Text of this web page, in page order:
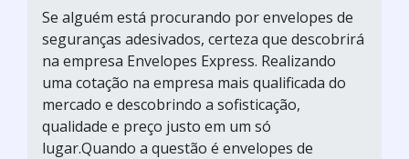
Se alguém está procurando por envelopes de
seguranças adesivados, certeza que descobrirá
na empresa Envelopes Express. Realizando
uma cotação na empresa mais qualificada do
mercado e descobrindo a sofisticação,
qualidade e preço justo em um só
lugar.Quando a questão é envelopes de